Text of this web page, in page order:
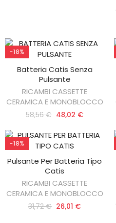
-18%
AGGIUNGI AL CARRELLO
Batteria Catis Senza
Pulsante
RICAMBI CASSETTE
CERAMICA E MONOBLOCCO
58,56 € 48,02 €
-18%
AGGIUNGI AL CARRELLO
Pulsante Per Batteria Tipo
Catis
RICAMBI CASSETTE
CERAMICA E MONOBLOCCO
31,72 € 26,01 €